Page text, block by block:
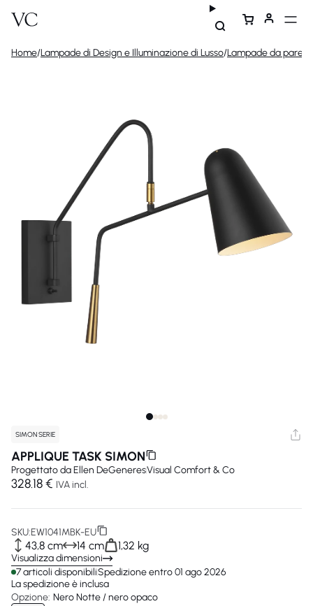
Home/Lampade di Design e Illuminazione di Lusso/Lampade da
SIMON SERIE
APPLIQUE TASK SIMON
Progettato daEllen DeGeneresVisual Comfort & Co
328.18 € IVA incl.
SKU:EW1041MBK-EU
43,8 cm 14 cm 1,32 kg
Visualizza dimensioni
7 articoli disponibiliSpedizione entro 01 ago 2026
La spedizione è inclusa
Opzione: Nero Notte / nero opaco